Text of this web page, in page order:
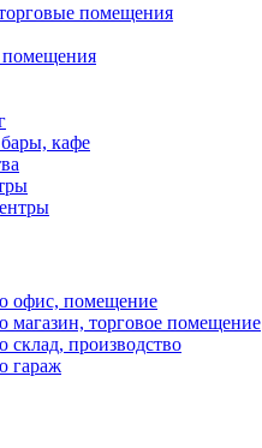
помещения
кафе
офис, помещение
магазин, торговое помещение
склад, производство
гараж